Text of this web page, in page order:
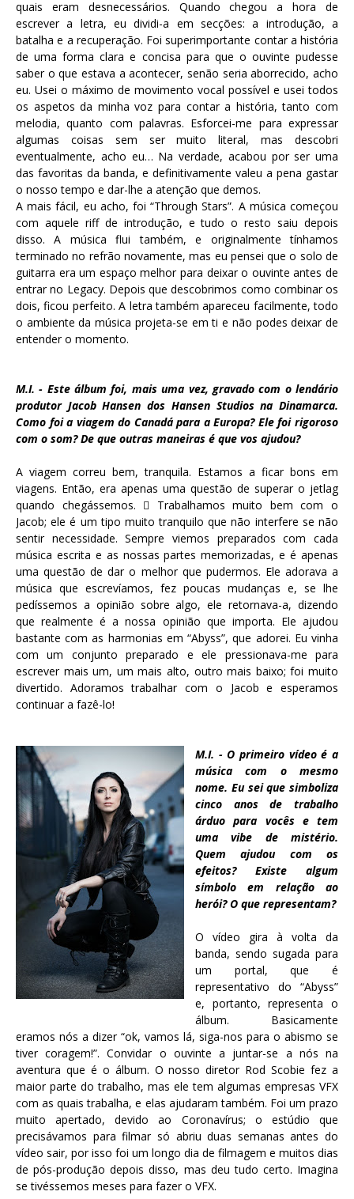
quais eram desnecessários. Quando chegou a hora de
escrever a letra, eu dividi-a em secções: a introdução, a
batalha e a recuperação. Foi superimportante contar a história
de uma forma clara e concisa para que o ouvinte pudesse
saber o que estava a acontecer, senão seria aborrecido, acho
eu. Usei o máximo de movimento vocal possível e usei todos
os aspetos da minha voz para contar a história, tanto com
melodia, quanto com palavras. Esforcei-me para expressar
algumas coisas sem ser muito literal, mas descobri
eventualmente, acho eu… Na verdade, acabou por ser uma
das favoritas da banda, e definitivamente valeu a pena gastar
o nosso tempo e dar-lhe a atenção que demos.
A mais fácil, eu acho, foi “Through Stars”. A música começou
com aquele riff de introdução, e tudo o resto saiu depois
disso. A música flui também, e originalmente tínhamos
terminado no refrão novamente, mas eu pensei que o solo de
guitarra era um espaço melhor para deixar o ouvinte antes de
entrar no Legacy. Depois que descobrimos como combinar os
dois, ficou perfeito. A letra também apareceu facilmente, todo
o ambiente da música projeta-se em ti e não podes deixar de
entender o momento.
M.I. - Este álbum foi, mais uma vez, gravado com o lendário
produtor Jacob Hansen dos Hansen Studios na Dinamarca.
Como foi a viagem do Canadá para a Europa? Ele foi rigoroso
com o som? De que outras maneiras é que vos ajudou?
A viagem correu bem, tranquila. Estamos a ficar bons em
viagens. Então, era apenas uma questão de superar o jetlag
quando chegássemos.  Trabalhamos muito bem com o
Jacob; ele é um tipo muito tranquilo que não interfere se não
sentir necessidade. Sempre viemos preparados com cada
música escrita e as nossas partes memorizadas, e é apenas
uma questão de dar o melhor que pudermos. Ele adorava a
música que escrevíamos, fez poucas mudanças e, se lhe
pedíssemos a opinião sobre algo, ele retornava-a, dizendo
que realmente é a nossa opinião que importa. Ele ajudou
bastante com as harmonias em “Abyss”, que adorei. Eu vinha
com um conjunto preparado e ele pressionava-me para
escrever mais um, um mais alto, outro mais baixo; foi muito
divertido. Adoramos trabalhar com o Jacob e esperamos
continuar a fazê-lo!
M.I. - O primeiro vídeo é a
música com o mesmo
nome. Eu sei que simboliza
cinco anos de trabalho
árduo para vocês e tem
uma vibe de mistério.
Quem ajudou com os
efeitos? Existe algum
símbolo em relação ao
herói? O que representam?
O vídeo gira à volta da
banda, sendo sugada para
um portal, que é
representativo do “Abyss”
e, portanto, representa o
álbum. Basicamente
eramos nós a dizer “ok, vamos lá, siga-nos para o abismo se
tiver coragem!”. Convidar o ouvinte a juntar-se a nós na
aventura que é o álbum. O nosso diretor Rod Scobie fez a
maior parte do trabalho, mas ele tem algumas empresas VFX
com as quais trabalha, e elas ajudaram também. Foi um prazo
muito apertado, devido ao Coronavírus; o estúdio que
precisávamos para filmar só abriu duas semanas antes do
vídeo sair, por isso foi um longo dia de filmagem e muitos dias
de pós-produção depois disso, mas deu tudo certo. Imagina
se tivéssemos meses para fazer o VFX.